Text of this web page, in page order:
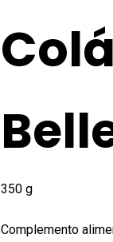
era:
350 g
Complemento